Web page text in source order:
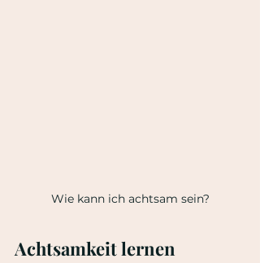
Wie kann ich achtsam sein?
Achtsamkeit lernen